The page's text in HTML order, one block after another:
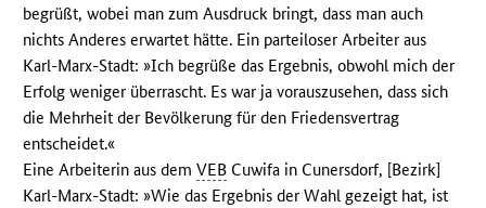
begrüßt, wobei man zum Ausdruck bringt, dass man auch
nichts Anderes erwartet hätte. Ein parteiloser Arbeiter aus
Karl-Marx-Stadt: »Ich begrüße das Ergebnis, obwohl mich der
Erfolg weniger überrascht. Es war ja vorauszusehen, dass sich
die Mehrheit der Bevölkerung für den Friedensvertrag
entscheidet.«
Eine Arbeiterin aus demVEB Cuwifa in Cunersdorf, [Bezirk]
Karl-Marx-Stadt: »Wie das Ergebnis der Wahl gezeigt hat, ist